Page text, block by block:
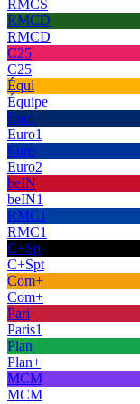
RMCS
RMCD
RMCD
C25
C25
Équi
Équipe
Euro
Euro1
Euro
Euro2
beIN
beIN1
RMC1
RMC1
C+Sp
C+Spt
Com+
Com+
Pari
Paris1
Plan
Plan+
MCM
MCM